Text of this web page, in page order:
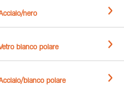
nero
bianco polare
bianco polare